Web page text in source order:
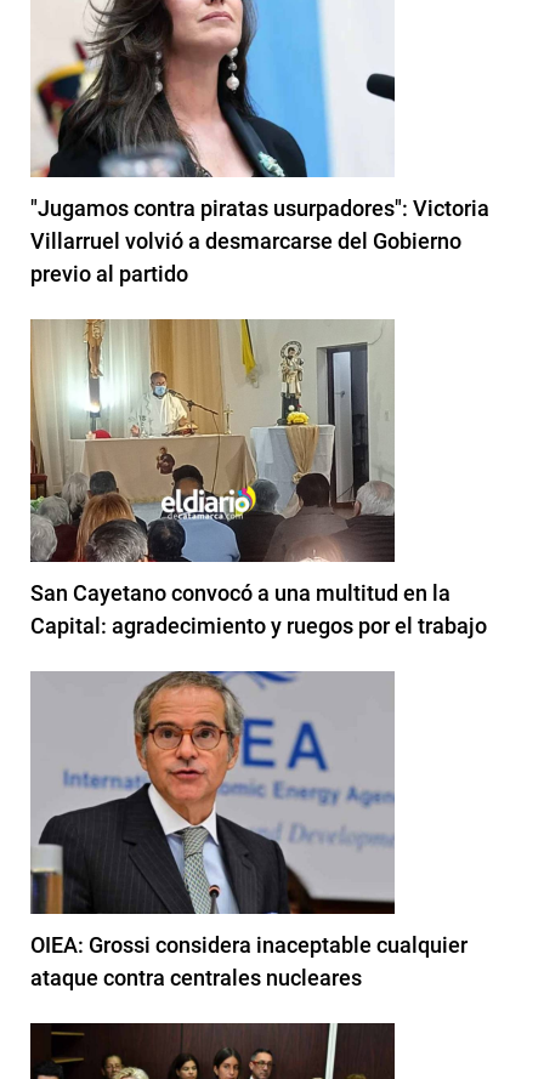
"Jugamos contra piratas usurpadores": Victoria
Villarruel volvió a desmarcarse del Gobierno
previo al partido
San Cayetano convocó a una multitud en la
Capital: agradecimiento y ruegos por el trabajo
OIEA: Grossi considera inaceptable cualquier
ataque contra centrales nucleares